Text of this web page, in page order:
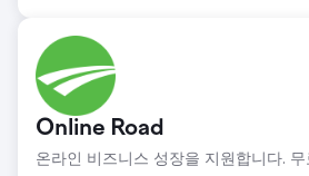
Online Road
온라인 비즈니스 성장을 지원합니다.